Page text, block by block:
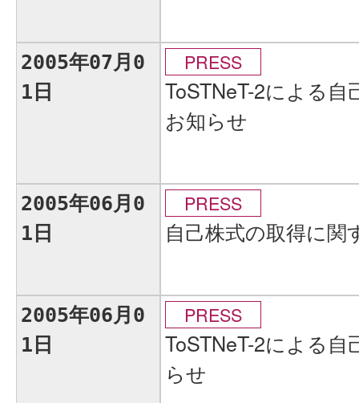
2005年07月0
1日
PRESS
ToSTNeT-2による
お知らせ
2005年06月0
1日
PRESS
自己株式の取得に関
2005年06月0
1日
PRESS
ToSTNeT-2による
らせ